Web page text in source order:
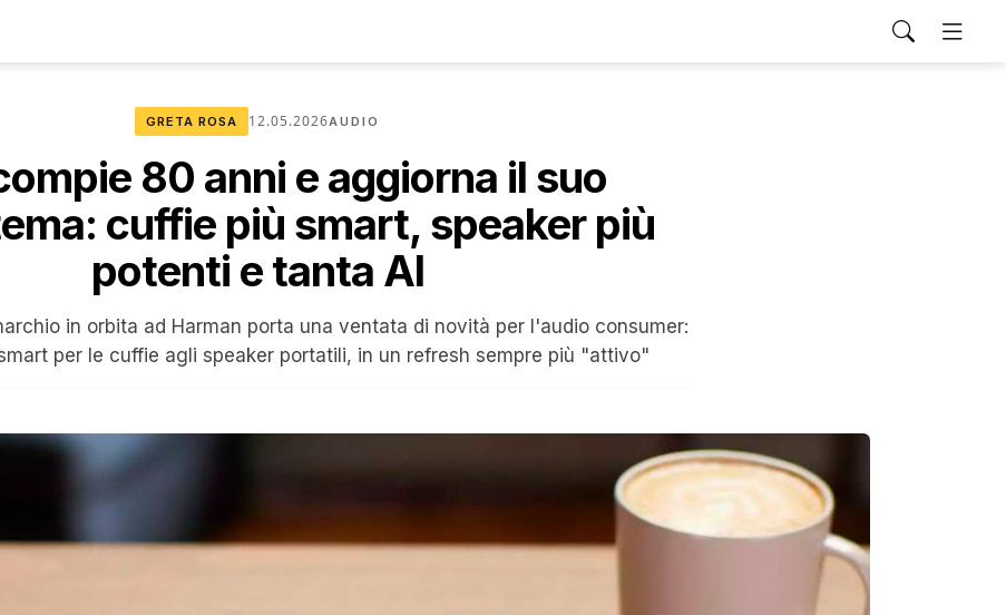
GRETA ROSA 12.05.2026AUDIO
80 anni e aggiorna il suo
cuffie più smart, speaker più
potenti e tanta AI
in orbita ad Harman porta una ventata di novità per l'audio consumer:
per le cuffie agli speaker portatili, in un refresh sempre più "attivo"